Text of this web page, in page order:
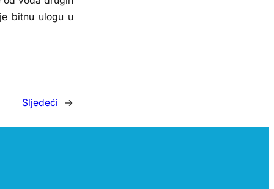
bitnu ulogu u
Sljedeći →